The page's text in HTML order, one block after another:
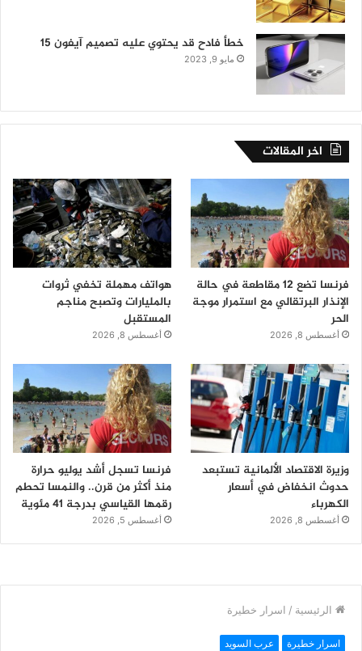
خطأ فادح قد يحتوي عليه تصميم آيفون 15
مايو 9, 2023
اخر المقالات
فرنسا تضع 12 مقاطعة في حالة
الإنذار البرتقالي مع استمرار موجة
الحر
أغسطس 8, 2026
هواتف مهملة تخفي ثروات
بالمليارات وتصبح مناجم
المستقبل
أغسطس 8, 2026
وزيرة الاقتصاد الألمانية تستبعد
حدوث انخفاض في أسعار
الكهرباء
أغسطس 8, 2026
فرنسا تسجل أشد يوليو حرارة
منذ أكثر من قرن.. والنمسا تحطم
رقمها القياسي بدرجة 41 مئوية
أغسطس 5, 2026